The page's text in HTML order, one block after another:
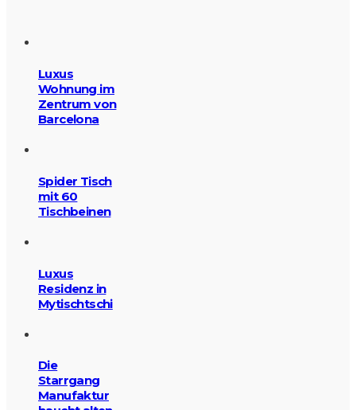
Luxus
Wohnung im
Zentrum von
Barcelona
Spider Tisch
mit 60
Tischbeinen
Luxus
Residenz in
Mytischtschi
Die
Starrgang
Manufaktur